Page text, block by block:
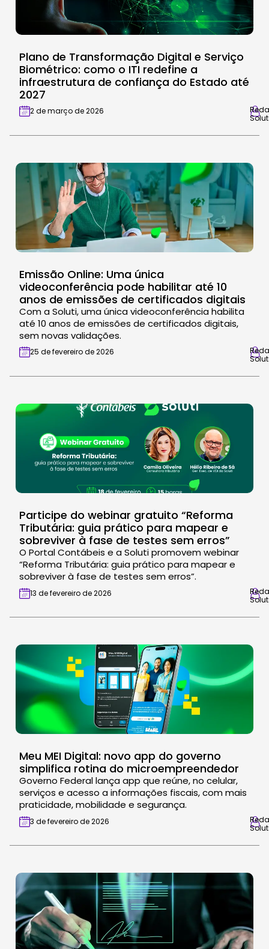
Plano de Transformação Digital e Serviço
Biométrico: como o ITI redefine a
infraestrutura de confiança do Estado até
2027
2 de março de 2026
Emissão Online: Uma única
videoconferência pode habilitar até 10
anos de emissões de certificados digitais
Com a Soluti, uma única videoconferência habilita
até 10 anos de emissões de certificados digitais,
sem novas validações.
25 de fevereiro de 2026
Participe do webinar gratuito “Reforma
Tributária: guia prático para mapear e
sobreviver à fase de testes sem erros”
O Portal Contábeis e a Soluti promovem webinar
“Reforma Tributária: guia prático para mapear e
sobreviver à fase de testes sem erros”.
13 de fevereiro de 2026
Meu MEI Digital: novo app do governo
simplifica rotina do microempreendedor
Governo Federal lança app que reúne, no celular,
serviços e acesso a informações fiscais, com mais
praticidade, mobilidade e segurança.
3 de fevereiro de 2026